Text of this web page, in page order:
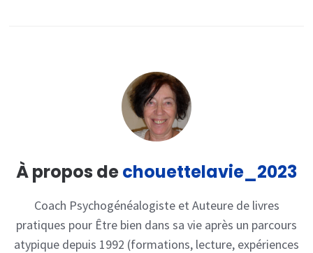
À propos dechouettelavie_2023
Coach Psychogénéalogiste et Auteure de livres
pratiques pour Être bien dans sa vie après un parcours
atypique depuis 1992 (formations, lecture, expériences